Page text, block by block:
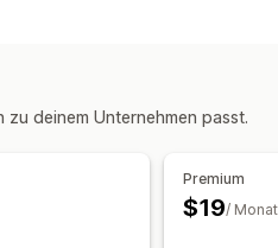
zu deinem Unternehmen passt.
Premium
$19/ Monat